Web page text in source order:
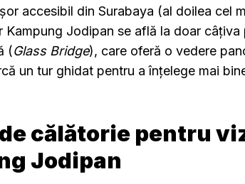
accesibil din Surabaya (al doilea cel
Kampung Jodipan se află la doar
(Glass Bridge), care oferă o vedere
un tur ghidat pentru a înțelege mai
călătorie pentru
Jodipan